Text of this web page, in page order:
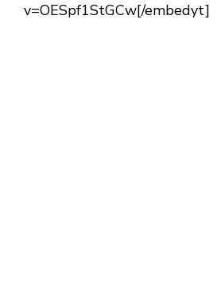
v=OESpf1StGCw[/embedyt]